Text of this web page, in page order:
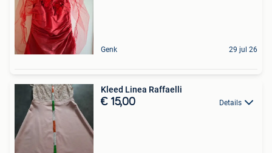
Genk 29 jul 26
Kleed Linea Raffaelli
€ 15,00 Details